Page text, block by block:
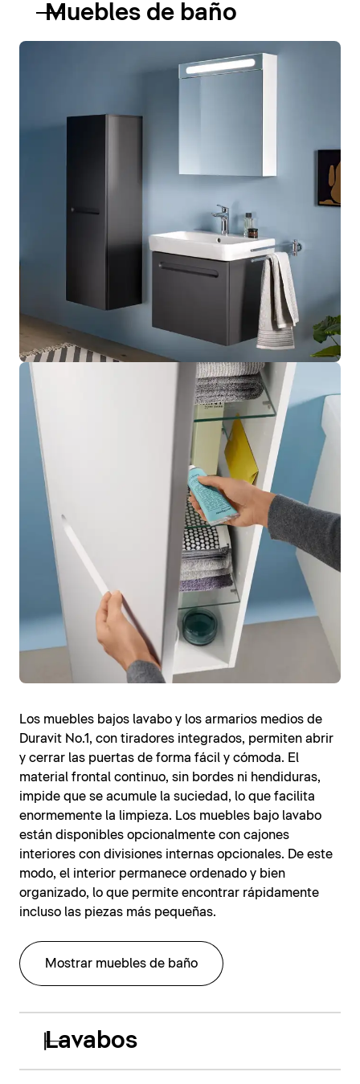
Muebles de baño
Los muebles bajos lavabo y los armarios medios de
Duravit No.1, con tiradores integrados, permiten abrir
y cerrar las puertas de forma fácil y cómoda. El
material frontal continuo, sin bordes ni hendiduras,
impide que se acumule la suciedad, lo que facilita
enormemente la limpieza. Los muebles bajo lavabo
están disponibles opcionalmente con cajones
interiores con divisiones internas opcionales. De este
modo, el interior permanece ordenado y bien
organizado, lo que permite encontrar rápidamente
incluso las piezas más pequeñas.
Mostrar muebles de baño
Lavabos